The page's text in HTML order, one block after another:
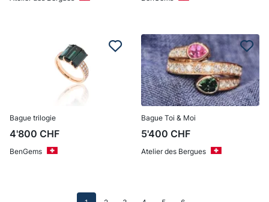
Bague trilogie
4'800 CHF
BenGems
Bague Toi & Moi
5'400 CHF
Atelier des Bergues